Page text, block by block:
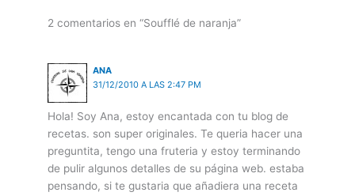
2 comentarios en “Soufflé de naranja”
ANA
31/12/2010 A LAS 2:47 PM
Hola! Soy Ana, estoy encantada con tu blog de
recetas. son super originales. Te queria hacer una
preguntita, tengo una fruteria y estoy terminando
de pulir algunos detalles de su página web. estaba
pensando, si te gustaria que añadiera una receta